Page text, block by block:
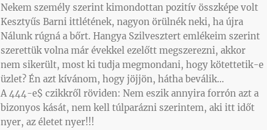
Nekem személy szerint kimondottan pozitív összképe volt
Kesztyűs Barni ittlétének, nagyon örülnék neki, ha újra
Nálunk rúgná a bőrt. Hangya Szilvesztert emlékeim szerint
szerettük volna már évekkel ezelőtt megszerezni, akkor
nem sikerült, most ki tudja megmondani, hogy kötettetik-e
üzlet? Én azt kívánom, hogy jöjjön, hátha beválik…
A 444-e$ czikkről röviden: Nem eszik annyira forrón azt a
bizonyos kását, nem kell túlparázni szerintem, aki itt időt
nyer, az életet nyer!!!